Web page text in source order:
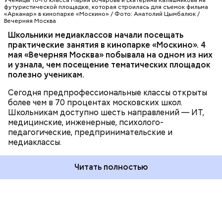
футуристической площадке, которая строилась для съемок фильма
«Арканар» в кинопарке «Москино» / Фото: Анатолий Цымбалюк /
Вечерняя Москва
Школьники медиаклассов начали посещать
практические занятия в кинопарке «Москино». 4
мая «Вечерняя Москва» побывала на одном из них
и узнала, чем посещение тематических площадок
полезно ученикам.
Сегодня предпрофессиональные классы открыты
более чем в 70 процентах московских школ.
Школьникам доступно шесть направлений — ИТ,
медицинские, инженерные, психолого-
педагогические, предпринимательские и
медиаклассы.
ребята работают на реальных площадках вместе с
действующими специалистами из интересующей
их сферы. Одно из направлений
предпрофессионального образования —
медиаклассы, в которых сегодня учатся более
шести тысяч школьников.
Читать полностью